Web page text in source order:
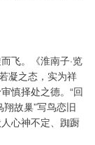
飞。《淮南子·览
凝之态，实为祥
慎择处之德。“回
故巢”写鸟恋旧
心神不定、踟蹰